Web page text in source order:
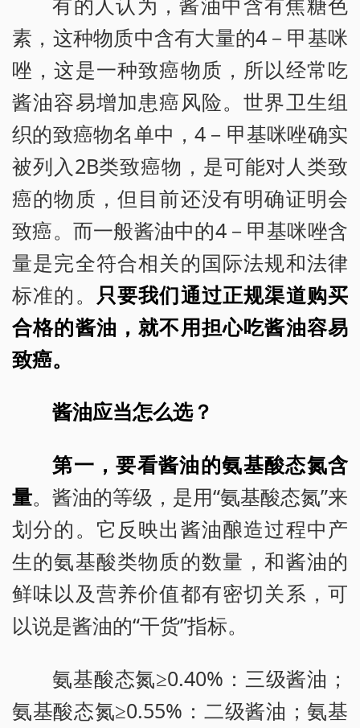
素，这种物质中含有大量的4－甲基咪
唑，这是一种致癌物质，所以经常吃
酱油容易增加患癌风险。世界卫生组
织的致癌物名单中，4－甲基咪唑确实
被列入2B类致癌物，是可能对人类致
癌的物质，但目前还没有明确证明会
致癌。而一般酱油中的4－甲基咪唑含
量是完全符合相关的国际法规和法律
标准的。 只要我们通过正规渠道购买
合格的酱油，就不用担心吃酱油容易
致癌。
酱油应当怎么选？
第一，要看酱油的氨基酸态氮含
量。酱油的等级，是用“氨基酸态氮”来
划分的。它反映出酱油酿造过程中产
生的氨基酸类物质的数量，和酱油的
鲜味以及营养价值都有密切关系，可
以说是酱油的“干货”指标。
氨基酸态氮≥0.40%：三级酱油；
氨基酸态氮≥0.55%：二级酱油；氨基